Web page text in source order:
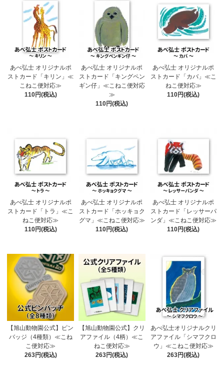
あべ弘士 オリジナルポ
ストカード「キリン」≪
こねこ便対応≫
110円(税込)
あべ弘士 オリジナルポ
ストカード「キングペン
ギン仔」≪こねこ便対応
≫
110円(税込)
あべ弘士 オリジナルポ
ストカード「カバ」≪こ
ねこ便対応≫
110円(税込)
あべ弘士 オリジナルポ
ストカード「トラ」≪こ
ねこ便対応≫
110円(税込)
あべ弘士 オリジナルポ
ストカード「ホッキョク
グマ」≪こねこ便対応≫
110円(税込)
あべ弘士 オリジナルポ
ストカード「レッサーパ
ンダ」≪こねこ便対応≫
110円(税込)
【旭山動物園公式】ピン
バッジ（4種類）≪こね
こ便対応≫
263円(税込)
【旭山動物園公式】クリ
アファイル（4柄）≪こ
ねこ便対応≫
263円(税込)
あべ弘士オリジナルクリ
アファイル「シマフクロ
ウ」≪こねこ便対応≫
263円(税込)